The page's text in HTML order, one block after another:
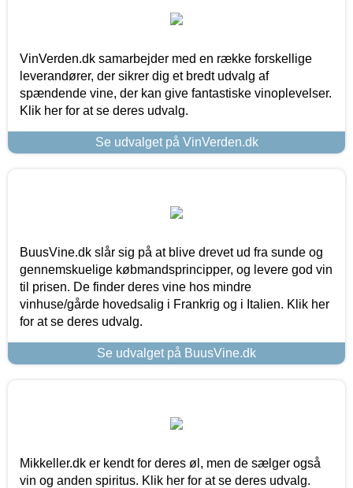
VinVerden.dk samarbejder med en række forskellige
leverandører, der sikrer dig et bredt udvalg af
spændende vine, der kan give fantastiske vinoplevelser.
Klik her for at se deres udvalg.
Se udvalget på VinVerden.dk
BuusVine.dk slår sig på at blive drevet ud fra sunde og
gennemskuelige købmandsprincipper, og levere god vin
til prisen. De finder deres vine hos mindre
vinhuse/gårde hovedsalig i Frankrig og i Italien. Klik her
for at se deres udvalg.
Se udvalget på BuusVine.dk
Mikkeller.dk er kendt for deres øl, men de sælger også
vin og anden spiritus. Klik her for at se deres udvalg.